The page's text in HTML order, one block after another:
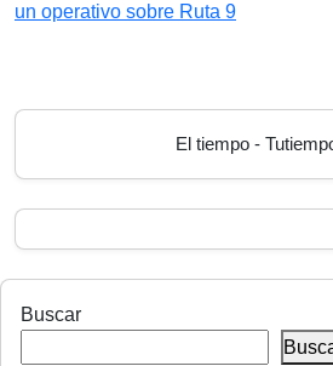
un operativo sobre Ruta 9
El tiempo -
Buscar